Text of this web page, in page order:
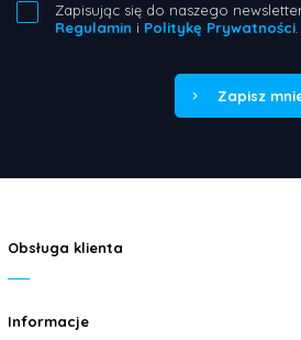
Zapisując się do naszego
Regulamin i Politykę Prywatności.
Zapisz
Obsługa klienta
Informacje